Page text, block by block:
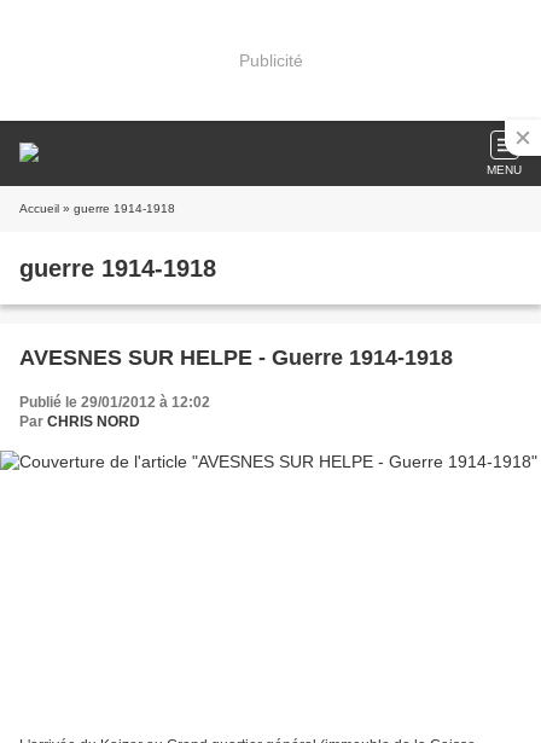
Publicité
MENU
Accueil » guerre 1914-1918
guerre 1914-1918
AVESNES SUR HELPE - Guerre 1914-1918
Publié le 29/01/2012 à 12:02
Par CHRIS NORD